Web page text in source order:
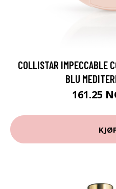
COLLISTAR IMPECCABLE
BLU
161.25